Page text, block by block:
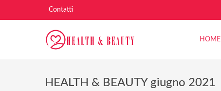
Contatti
HOME
HEALTH & BEAUTY giugno 2021